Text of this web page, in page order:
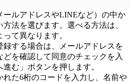
ールアドレスやLINEなど）の中か
法を選びます。選べる方法は、
て異なります。
録する場合は、メールアドレスを
どを確認して同意のチェックを入
む」ボタンを押します。
れた6桁のコードを入力し、名前や